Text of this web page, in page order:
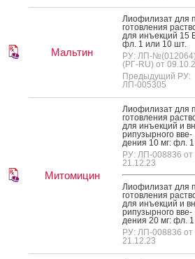
Мальтин
Ли­офи­лизат для
готов­ле­ния
для инъ­ек­ций 15
фл. 1 или 10 шт.
РУ: ЛП-
(РГ-RU) от
Предыдущий РУ:
ЛП-005305
Митомицин
Ли­офи­лизат для
готов­ле­ния
для инъ­ек­ций и
ри­пузыр­но­го вве­
дения 10 мг: фл.
РУ: ЛП-008836 от
21.12.23
Ли­офи­лизат для
готов­ле­ния
для инъ­ек­ций и
ри­пузыр­но­го вве­
дения 20 мг: фл.
РУ: ЛП-008836 от
21.12.23